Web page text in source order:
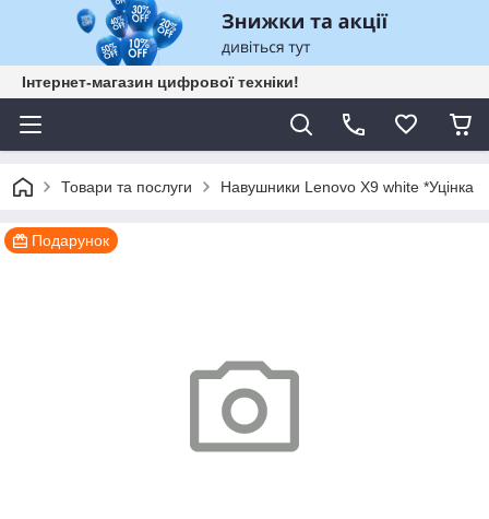
Інтернет-магазин цифрової техніки!
Товари та послуги Навушники Lenovo X9 white *Уцінка
Подарунок